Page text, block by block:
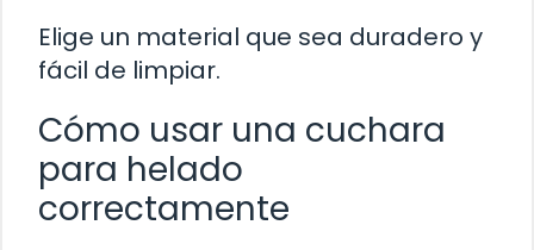
Elige un material que sea duradero y
fácil de limpiar.
Cómo usar una cuchara
para helado
correctamente